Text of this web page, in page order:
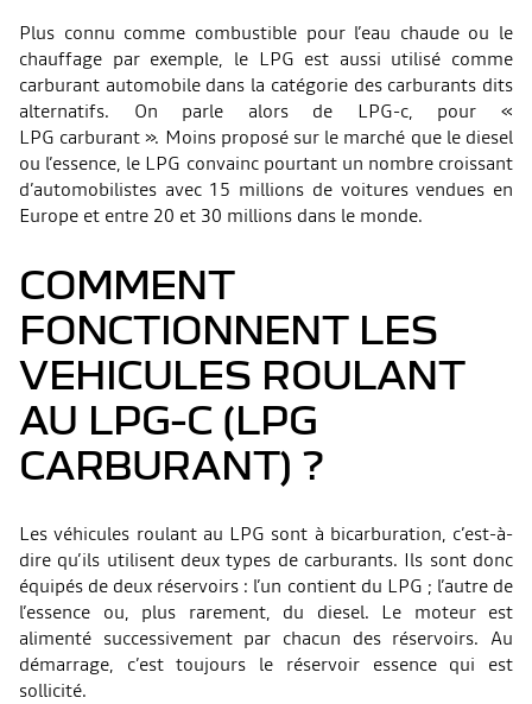
Plus connu comme combustible pour l’eau chaude ou le
chauffage par exemple, le LPG est aussi utilisé comme
carburant automobile dans la catégorie des carburants dits
alternatifs. On parle alors de LPG-c, pour «
LPG carburant ». Moins proposé sur le marché que le diesel
ou l’essence, le LPG convainc pourtant un nombre croissant
d’automobilistes avec 15 millions de voitures vendues en
Europe et entre 20 et 30 millions dans le monde.
COMMENT
FONCTIONNENT LES
VEHICULES ROULANT
AU LPG-C (LPG
CARBURANT) ?
Les véhicules roulant au LPG sont à bicarburation, c’est-à-
dire qu’ils utilisent deux types de carburants. Ils sont donc
équipés de deux réservoirs : l’un contient du LPG ; l’autre de
l’essence ou, plus rarement, du diesel. Le moteur est
alimenté successivement par chacun des réservoirs. Au
démarrage, c’est toujours le réservoir essence qui est
sollicité.